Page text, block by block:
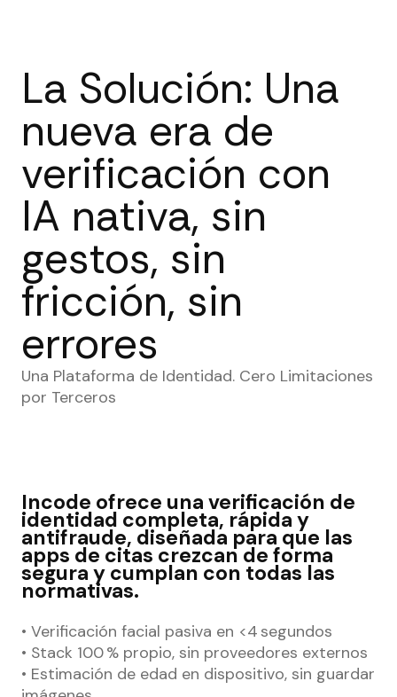
La Solución: Una
nueva era de
verificación con
IA nativa, sin
gestos, sin
fricción, sin
errores
Una Plataforma de Identidad. Cero Limitaciones
por Terceros
Incode ofrece una verificación de
identidad completa, rápida y
antifraude, diseñada para que las
apps de citas crezcan de forma
segura y cumplan con todas las
normativas.
• Verificación facial pasiva en <4 segundos
• Stack 100 % propio, sin proveedores externos
• Estimación de edad en dispositivo, sin guardar